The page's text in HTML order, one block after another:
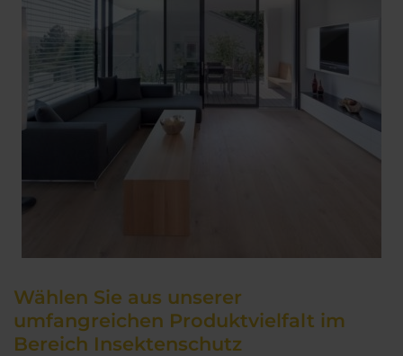
Wählen Sie aus unserer
umfangreichen Produktvielfalt im
Bereich Insektenschutz